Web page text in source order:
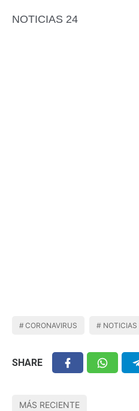
NOTICIAS 24
CORONAVIRUS NOTICIAS
SHARE
MÁS RECIENTE